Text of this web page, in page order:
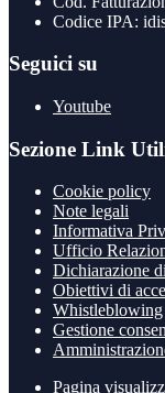
Codice IPA:
Seguici su
Youtube
Sezione Link
Cookie policy
Note legali
Informativa
Ufficio
Dichiarazione
Obiettivi di
Whistleblowing
Gestione
Pagina